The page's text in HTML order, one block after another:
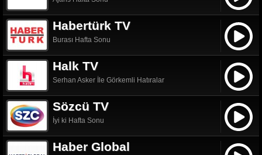
Habertürk TV
Burası Hafta Sonu
Halk TV
Serhan Asker İle Görkemli Hatıralar
Sözcü TV
İyi ki Hafta Sonu
Haber Global